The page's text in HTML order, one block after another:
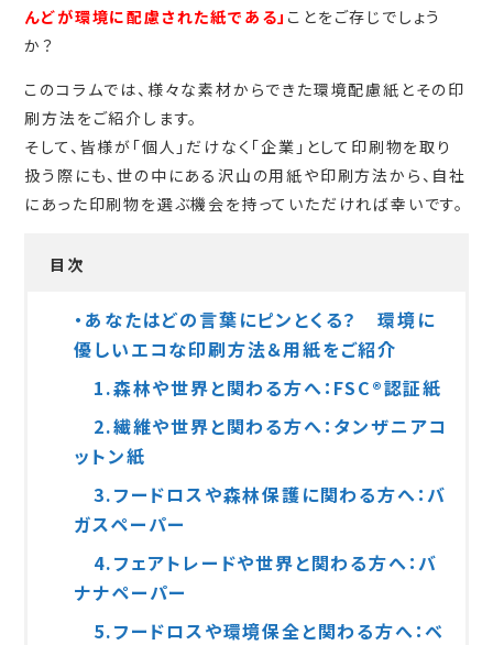
んどが環境に配慮された紙である」 ことをご存じでしょう
か？
このコラムでは、様々な素材からできた環境配慮紙とその印
刷方法をご紹介します。
そして、皆様が「個人」だけなく「企業」として印刷物を取り
扱う際にも、世の中にある沢山の用紙や印刷方法から、自社
にあった印刷物を選ぶ機会を持っていただければ幸いです。
目次
・あなたはどの言葉にピンとくる？ 環境に
優しいエコな印刷方法＆用紙をご紹介
1.森林や世界と関わる方へ：FSC®認証紙
2.繊維や世界と関わる方へ：タンザニアコ
ットン紙
3.フードロスや森林保護に関わる方へ：バ
ガスペーパー
4.フェアトレードや世界と関わる方へ：バ
ナナペーパー
5.フードロスや環境保全と関わる方へ：ベ